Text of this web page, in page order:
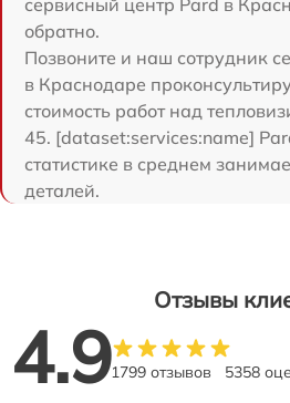
сервисный центр Pard в
обратно.
Позвоните и наш сотрудник
в Краснодаре
стоимость работ над
45. [dataset:services:name]
статистике в среднем
деталей.
Отзывы
4.91799 отзывов 5358